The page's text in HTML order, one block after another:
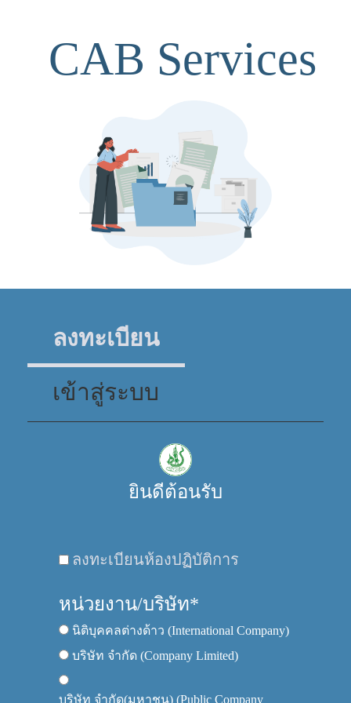
CAB Services
ลงทะเบียน
เข้าสู่ระบบ
ยินดีต้อนรับ
ลงทะเบียนห้องปฏิบัติการ
หน่วยงาน/บริษัท*
นิติบุคคลต่างด้าว (International Company)
บริษัท จำกัด (Company Limited)
บริษัท จำกัด(มหาชน) (Public Company